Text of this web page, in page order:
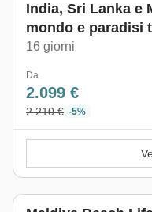
India, Sri Lanka e
mondo e paradisi
16 giorni
Da
2.099 €
2.210 € -5%